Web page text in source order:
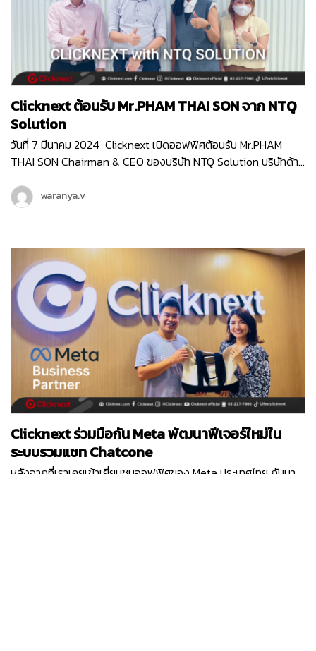
Clicknext ต้อนรับ Mr.PHAM THAI SON จาก NTQ
Solution
วันที่ 7 มีนาคม 2024 Clicknext เปิดออฟฟิศต้อนรับ Mr.PHAM
THAI SON Chairman & CEO ของบริษัท NTQ Solution บริษัทด้าน
มากกว่าเราตั้ง10เท่า! ) Mr.SON เข้ามาเยี่ยมชมบริษัท Clicknext และ
ร่วมพูดคุยกับคุณวิน CEO ของเรา ถึงความสนใจใน IT Solution
Enterprise Software Solution , การส่ง Products Platfrom
ของไทยไปยังตลาดต่างประเทศ และแผนระยะยาวที่ทางคลิกเน็กซ์กับ
NTQ อาจจะได้จับมือเป็นพาร์ทเนอร์กันในอนาคตด้วยค่ะ NTQ
Solution เป็นบริษัทด้าน IT Solution ของประเทศเวียดนาม ที่ให้
บริการครอบคลุมตั้งแต่บริการ Software Development , บริการ
Consulting สำหรับ Business Technology , บริการด้านการ
พัฒนา Technology Innovation ต่าง ๆ ที่การันตีด้วยรางวัล
Vietnam TOP 10 ICT 2ปีซ้อน และสำนักงานใหญ่ที่มีอยู่ 5 ประเทศทั่ว
โลก
waranya.v
Clicknext ร่วมมือกัน Meta พัฒนาฟีเจอร์ใหม่ใน
ระบบรวมแชท Chatcone
หลังจากที่เราเคยเข้าเยี่ยมชมออฟฟิศของ Meta ประเทศไทย กันมา